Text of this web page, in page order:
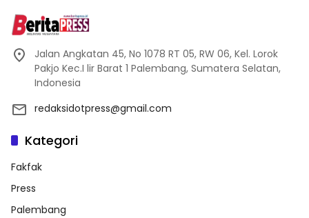
Jalan Angkatan 45, No 1078 RT 05, RW 06, Kel. Lorok
Pakjo Kec.I lir Barat 1 Palembang, Sumatera Selatan,
Indonesia
redaksidotpress@gmail.com
Kategori
Fakfak
Press
Palembang